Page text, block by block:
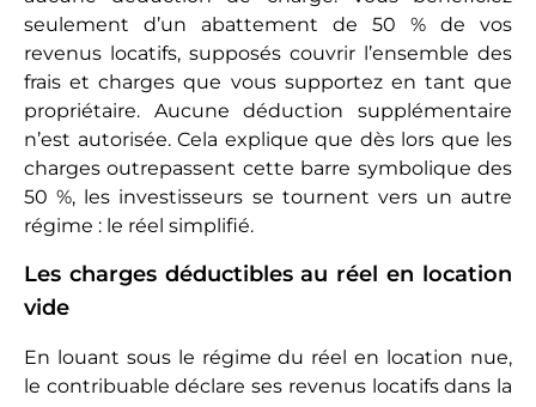
gestion locative : celle des commissions versées à
des tiers. C’est là qu’ils peuvent déduire les
honoraires de l’agence qui gère leur bien pour eux,
mais aussi ceux du comptable, indispensable pour
régler les formalités administratives, propres au
régime du réel. Les déductions ne s’arrêtent pas là,
puisqu’à cet intitulé, le contribuable déduit aussi
les frais de notaire ou d’huissier, s’il en a eu, pour
régler des litiges tels que des impayés ou des vices
cachés. C’est là aussi qu’il faut profiter des 20 euros
offerts par l’administration fiscale, concernant les
déplacements lors des visites. Ces 20 euros sont
attribués pour chaque logement loué.